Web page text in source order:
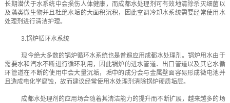
长期潜伏于水系统中会损伤人体健康，而成都水处理剂可有效地清除杀灭细菌以
及藻类微生物并且杜绝水垢的大面积沉积，因此空调冷却水系统需要经常使用水
处理剂进行清洁护理。
3.锅炉循环水系统
现今绝大多数的锅炉循环水系统也是普遍应用成都水处理剂。锅炉用水由于
需要水和汽水不断进行循环利用，因此锅炉的进水管道、出口管道以及其它水循
环管道在不断的使用中会大量沉垢，垢中的成分会与金属壁面容易形成微电池并
且造成电化学腐蚀，故而建议经常使用水处理剂清除锅炉硬质垢层。
成都水处理剂的应用场合随着其清洁能力的提升而不断扩展，越来越多的场